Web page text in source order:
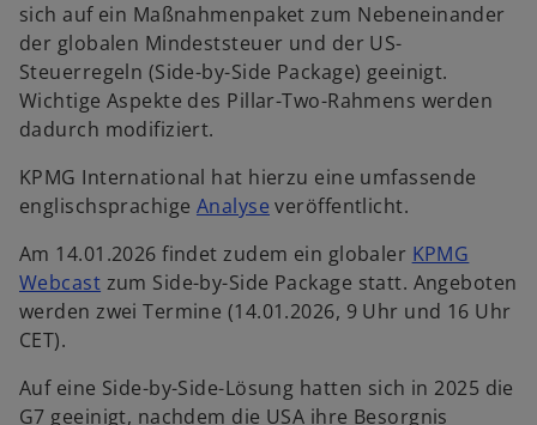
sich auf ein Maßnahmenpaket zum Nebeneinander
der globalen Mindeststeuer und der US-
Steuerregeln (Side-by-Side Package) geeinigt.
Wichtige Aspekte des Pillar-Two-Rahmens werden
dadurch modifiziert.
KPMG International hat hierzu eine umfassende
englischsprachige Analyse veröffentlicht.
Am 14.01.2026 findet zudem ein globaler KPMG
Webcast zum Side-by-Side Package statt. Angeboten
werden zwei Termine (14.01.2026, 9 Uhr und 16 Uhr
CET).
Auf eine Side-by-Side-Lösung hatten sich in 2025 die
G7 geeinigt, nachdem die USA ihre Besorgnis